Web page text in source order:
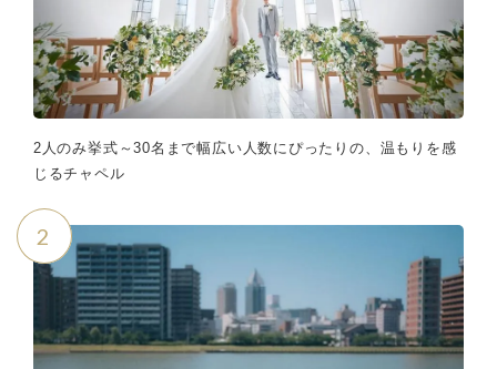
2人のみ挙式～30名まで幅広い人数にぴったりの、温もりを感
じるチャペル
2